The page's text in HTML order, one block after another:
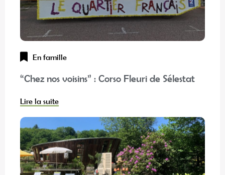
En famille
“Chez nos voisins” : Corso Fleuri de Sélestat
Lire la suite